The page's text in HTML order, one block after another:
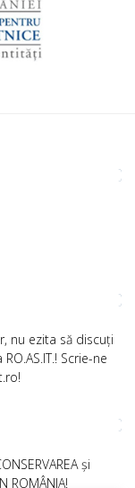
nu ezita să discuți
Scrie-ne
și
ROMÂNIA!